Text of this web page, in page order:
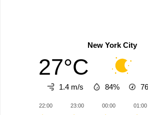
New York City
27°C
1.4 m/s 84%
22:00 23:00 00:00 01:00